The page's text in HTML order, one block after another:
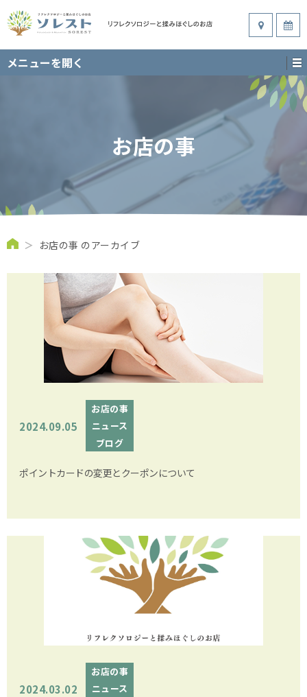
メニューを開く
お店の事
＞ お店の事 のアーカイブ
2024.09.05
お店の事
ニュース
ブログ
ポイントカードの変更とクーポンについて
2024.03.02
お店の事
ニュース